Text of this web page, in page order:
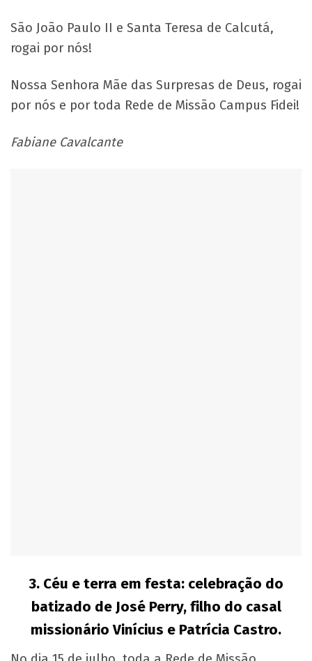
São João Paulo II e Santa Teresa de Calcutá,
rogai por nós!
Nossa Senhora Mãe das Surpresas de Deus, rogai
por nós e por toda Rede de Missão Campus Fidei!
Fabiane Cavalcante
3. Céu e terra em festa: celebração do
batizado de José Perry, filho do casal
missionário Vinícius e Patrícia Castro.